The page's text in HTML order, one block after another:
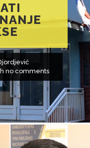
no comments